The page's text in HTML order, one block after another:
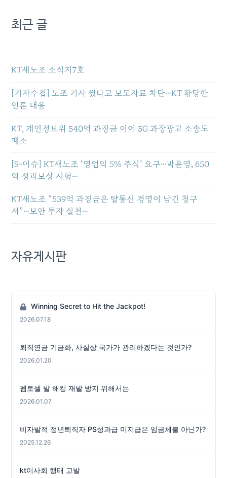
최근 글
KT새노조 소식지7호
[기자수첩] 노조 기사 썼다고 보도자료 차단…KT 황당한
언론 대응
KT, 개인정보위 540억 과징금 이어 5G 과장광고 소송도
패소
[S-이슈] KT새노조 ‘영업익 5% 주식’ 요구…박윤영, 650
억 성과보상 시험…
KT새노조 “539억 과징금은 탈통신 경영이 남긴 청구
서”…보안 투자 실천…
자유게시판
Winning Secret to Hit the Jackpot!
2026.07.18
퇴직연금 기금화, 사실상 국가가 관리하겠다는 것인가?
2026.01.20
펨토셀 발 해킹 재발 방지 위해서는
2026.01.07
비자발적 정년퇴직자 PS성과급 미지급은 임금체불 아닌가?
2025.12.26
kt이사회 행태 고발